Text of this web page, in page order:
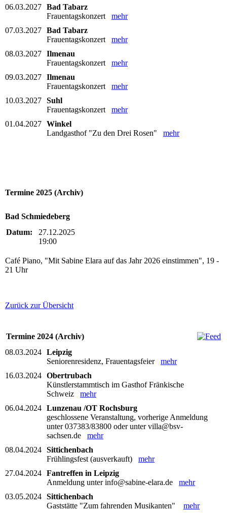
06.03.2027 Bad Tabarz
Frauentagskonzert mehr
07.03.2027 Bad Tabarz
Frauentagskonzert mehr
08.03.2027 Ilmenau
Frauentagskonzert mehr
09.03.2027 Ilmenau
Frauentagskonzert mehr
10.03.2027 Suhl
Frauentagskonzert mehr
01.04.2027 Winkel
Landgasthof "Zu den Drei Rosen" mehr
Termine 2025 (Archiv)
Bad Schmiedeberg
Datum:
27.12.2025
19:00
Café Piano, "Mit Sabine Elara auf das Jahr 2026 einstimmen", 19 -
21 Uhr
Zurück zur Übersicht
Termine 2024 (Archiv)
08.03.2024 Leipzig
Seniorenresidenz, Frauentagsfeier mehr
16.03.2024 Obertrubach
Künstlerstammtisch im Gasthof Fränkische
Schweiz mehr
06.04.2024 Lunzenau /OT Rochsburg
geschlossene Veranstaltung, vorherige Anmeldung
unter 037383/83800 oder unter villa@bsv-
sachsen.de mehr
08.04.2024 Sittichenbach
Frühlingsfest (ausverkauft) mehr
27.04.2024 Fantreffen in Leipzig
Anmeldung unter info@sabine-elara.de mehr
03.05.2024 Sittichenbach
Gaststätte "Zum fahrenden Musikanten" mehr